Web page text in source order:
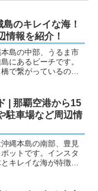
のキレイな海！
情報を紹介！
島の中部、うるま市
にあるビーチです。
で繋がっているので
レイな砂浜と透明度
、手付かず...
| 那覇空港から15
駐車場など周辺情
縄本島の南部、豊見
ットです。インスタ
キレイな海が特徴の